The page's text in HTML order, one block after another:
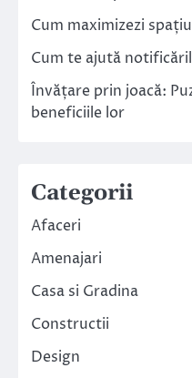
Cum maximizezi
Cum te ajută
Învățare prin joacă:
beneficiile lor
Categorii
Afaceri
Amenajari
Casa si Gradina
Constructii
Design